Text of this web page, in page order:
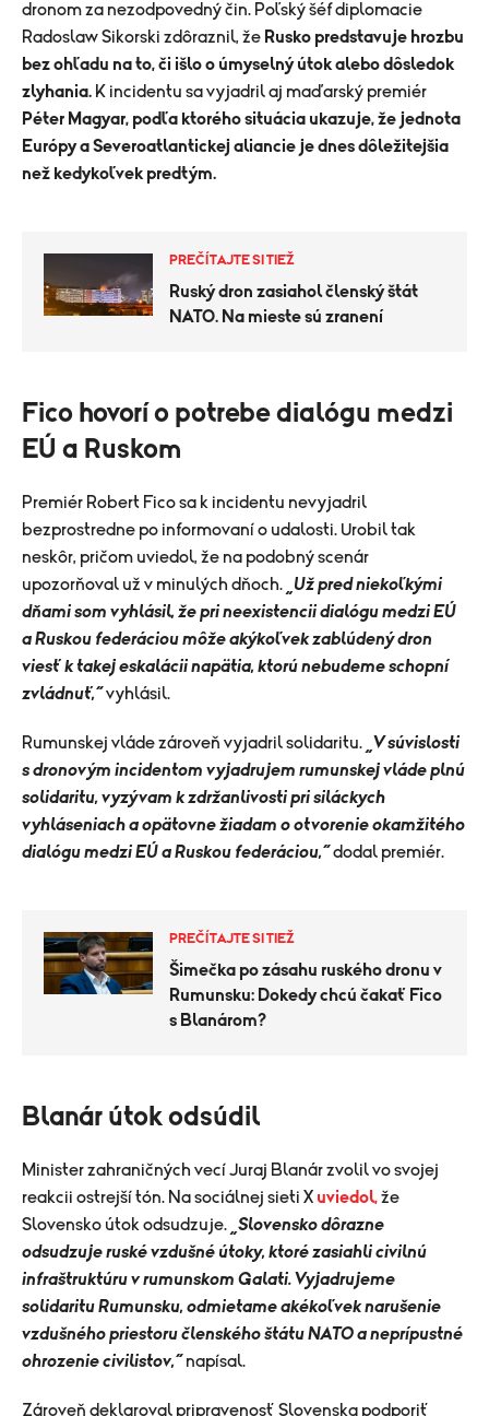
dronom za nezodpovedný čin. Poľský šéf diplomacie
Radoslaw Sikorski zdôraznil, že Rusko predstavuje hrozbu
bez ohľadu na to, či išlo o úmyselný útok alebo dôsledok
zlyhania. K incidentu sa vyjadril aj maďarský premiér
Péter Magyar, podľa ktorého situácia ukazuje, že jednota
Európy a Severoatlantickej aliancie je dnes dôležitejšia
než kedykoľvek predtým.
PREČÍTAJTE SI TIEŽ
Ruský dron zasiahol členský štát
NATO. Na mieste sú zranení
Fico hovorí o potrebe dialógu medzi
EÚ a Ruskom
Premiér Robert Fico sa k incidentu nevyjadril
bezprostredne po informovaní o udalosti. Urobil tak
neskôr, pričom uviedol, že na podobný scenár
upozorňoval už v minulých dňoch. „Už pred niekoľkými
dňami som vyhlásil, že pri neexistencii dialógu medzi EÚ
a Ruskou federáciou môže akýkoľvek zablúdený dron
viesť k takej eskalácii napätia, ktorú nebudeme schopní
zvládnuť,“vyhlásil.
Rumunskej vláde zároveň vyjadril solidaritu.
„V súvislosti
s dronovým incidentom vyjadrujem rumunskej vláde plnú
solidaritu, vyzývam k zdržanlivosti pri siláckych
vyhláseniach a opätovne žiadam o otvorenie okamžitého
dialógu medzi EÚ a Ruskou federáciou,“dodal premiér.
PREČÍTAJTE SI TIEŽ
Šimečka po zásahu ruského dronu v
Rumunsku: Dokedy chcú čakať Fico
s Blanárom?
Blanár útok odsúdil
Minister zahraničných vecí Juraj Blanár zvolil vo svojej
reakcii ostrejší tón. Na sociálnej sieti X uviedol,že
Slovensko útok odsudzuje. „Slovensko dôrazne
odsudzuje ruské vzdušné útoky, ktoré zasiahli civilnú
infraštruktúru v rumunskom Galati. Vyjadrujeme
solidaritu Rumunsku, odmietame akékoľvek narušenie
vzdušného priestoru členského štátu NATO a neprípustné
ohrozenie civilistov,“ napísal.
Zároveň deklaroval pripravenosť Slovenska podporiť